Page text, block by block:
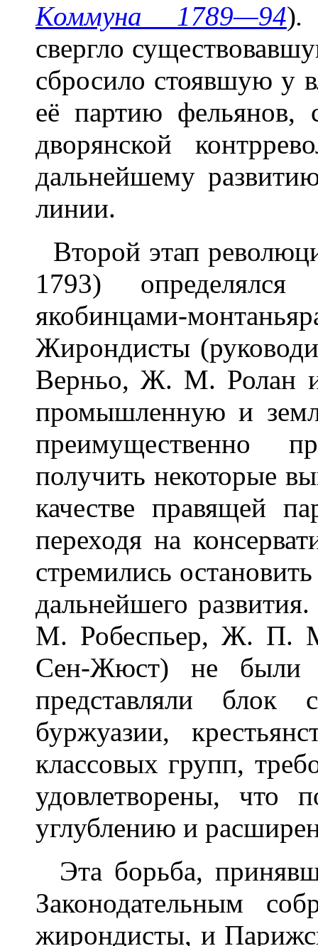
Коммуна 1789—94).
свергло
сбросило стоявшую у
её партию фельянов,
дворянской
дальнейшему
линии.
Второй этап
1793)
якобинцами-
Жирондисты
Верньо, Ж. М. Ролан и
промышленную и
преимущественно
получить некоторые
качестве правящей
переходя на
стремились
дальнейшего
М. Робеспьер, Ж. П.
Сен-Жюст) не были
представляли
буржуазии,
классовых групп,
удовлетворены, что
углублению и
Эта борьба,
Законодательным
жирондисты, и